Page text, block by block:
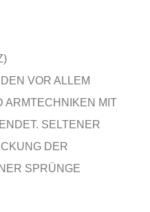
VOR ALLEM
MIT G
SELTENER W
DER E
SPRÜNGE V